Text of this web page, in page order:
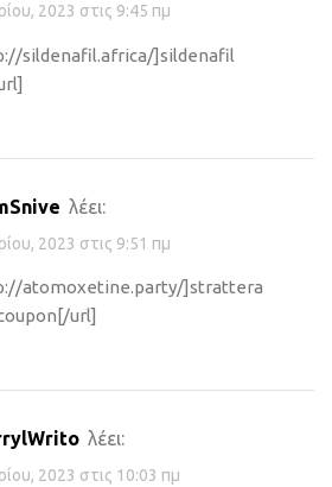
2023 στις 9:45 πμ
sildenafil.africa/]sildenafil
λέει:
2023 στις 9:51 πμ
atomoxetine.party/]strattera
url]
λέει:
2023 στις 10:03 πμ